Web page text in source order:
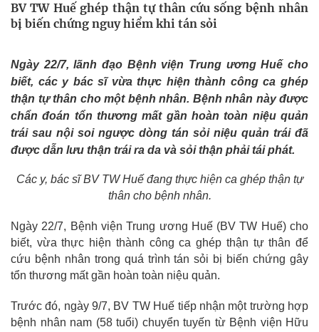
BV TW Huế ghép thận tự thân cứu sống bệnh nhân
bị biến chứng nguy hiểm khi tán sỏi
Ngày 22/7, lãnh đạo Bệnh viện Trung ương Huế cho
biết, các y bác sĩ vừa thực hiện thành công ca ghép
thận tự thân cho một bệnh nhân. Bệnh nhân này được
chẩn đoán tổn thương mất gần hoàn toàn niệu quản
trái sau nội soi ngược dòng tán sỏi niệu quản trái đã
được dẫn lưu thận trái ra da và sỏi thận phải tái phát.
Các y, bác sĩ BV TW Huế đang thực hiện ca ghép thận tự
thân cho bệnh nhân.
Ngày 22/7, Bệnh viện Trung ương Huế (BV TW Huế) cho
biết, vừa thực hiện thành công ca ghép thận tự thân để
cứu bệnh nhân trong quá trình tán sỏi bị biến chứng gây
tổn thương mất gần hoàn toàn niệu quản.
Trước đó, ngày 9/7, BV TW Huế tiếp nhận một trường hợp
bệnh nhân nam (58 tuổi) chuyển tuyến từ Bệnh viện Hữu